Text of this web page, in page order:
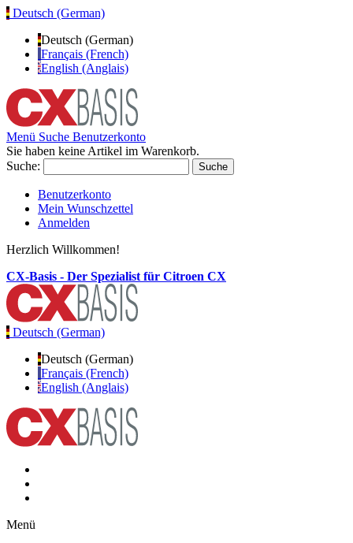
Deutsch (German)
Deutsch (German)
Français (French)
English (Anglais)
Menü Suche Benutzerkonto
Sie haben keine Artikel im Warenkorb.
Suche:
Suche
Benutzerkonto
Mein Wunschzettel
Anmelden
Herzlich Willkommen!
CX-Basis - Der Spezialist für Citroen CX
Deutsch (German)
Deutsch (German)
Français (French)
English (Anglais)
Menü